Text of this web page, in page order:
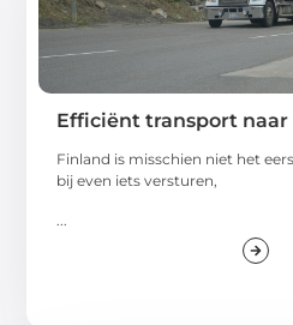
Efficiënt transport naar
Finland is misschien niet het
bij even iets versturen,